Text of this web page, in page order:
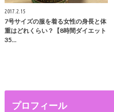
2017.2.15
7号サイズの服を着る女性の身長と体
重はどれくらい？【8時間ダイエット
35…
プロフィール